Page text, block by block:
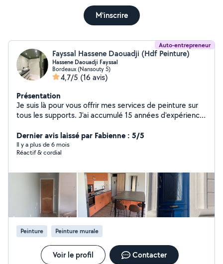
M'inscrire
Auto-entrepreneur
Fayssal Hassene Daouadji (Hdf Peinture)
Hassene Daouadji Fayssal
Bordeaux (Nansouty 5)
4,7/5 (16 avis)
Présentation
Je suis là pour vous offrir mes services de peinture sur
tous les supports. J'ai accumulé 15 années d'expérience
neuf. Je m'engage à respecter votre intérieur et je fais
un travail de grande qualité. N'hésitez pas à me
contacter. Les devis sont offerts gratuitement et
d'intérieur Peinture d'appartement Peinture murale
Peinture intérieure, Peinture extérieure Peinture à effet
Revêtements décoratifs de murs Peinture
d'appartement Enduit à la chaux Peinture de façade
Peinture de volets
Dernier avis laissé par Fabienne : 5/5
Il y a plus de 6 mois
Réactif & cordial
Peinture Peinture murale
Voir le profil Contacter